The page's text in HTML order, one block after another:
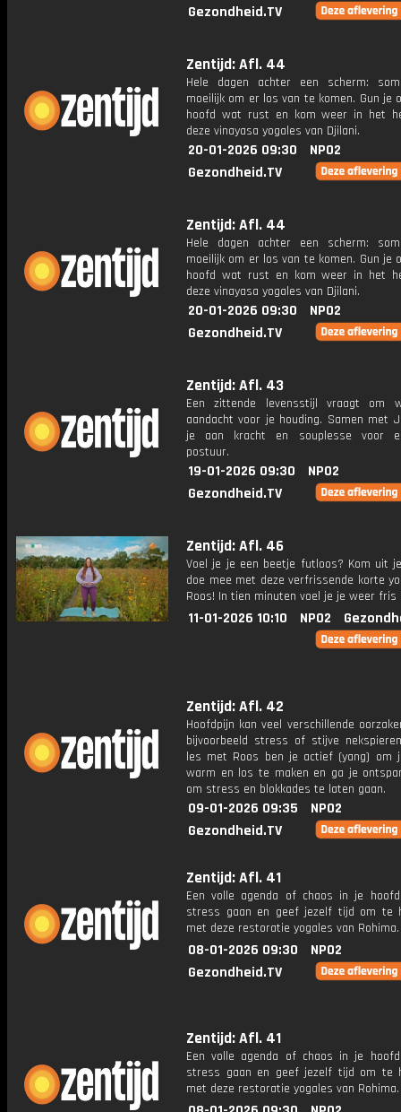
Gezondheid.TV
Zentijd: Afl. 44
Hele dagen achter een scherm:
moeilijk om er los van te komen. Gun je
hoofd wat rust en kom weer in het
deze vinayasa yogales van Djilani.
20-01-2026 09:30
NPO2
Gezondheid.TV
Zentijd: Afl. 44
Hele dagen achter een scherm:
moeilijk om er los van te komen. Gun je
hoofd wat rust en kom weer in het
deze vinayasa yogales van Djilani.
20-01-2026 09:30
NPO2
Gezondheid.TV
Zentijd: Afl. 43
Een zittende levensstijl vraagt om
aandacht voor je houding. Samen met
je aan kracht en souplesse voor
postuur.
19-01-2026 09:30
NPO2
Gezondheid.TV
Zentijd: Afl. 46
Voel je je een beetje futloos? Kom uit
doe mee met deze verfrissende korte
Roos! In tien minuten voel je je weer
11-01-2026 10:10 NPO2
Zentijd: Afl. 42
Hoofdpijn kan veel verschillende
bijvoorbeeld stress of stijve
les met Roos ben je actief (yang) om
warm en los te maken en ga je
om stress en blokkades te laten gaan.
09-01-2026 09:35
NPO2
Gezondheid.TV
Zentijd: Afl. 41
Een volle agenda of chaos in je
stress gaan en geef jezelf tijd om te
met deze restoratie yogales van Rohima.
08-01-2026 09:30
NPO2
Gezondheid.TV
Zentijd: Afl. 41
Een volle agenda of chaos in je
stress gaan en geef jezelf tijd om te
met deze restoratie yogales van Rohima.